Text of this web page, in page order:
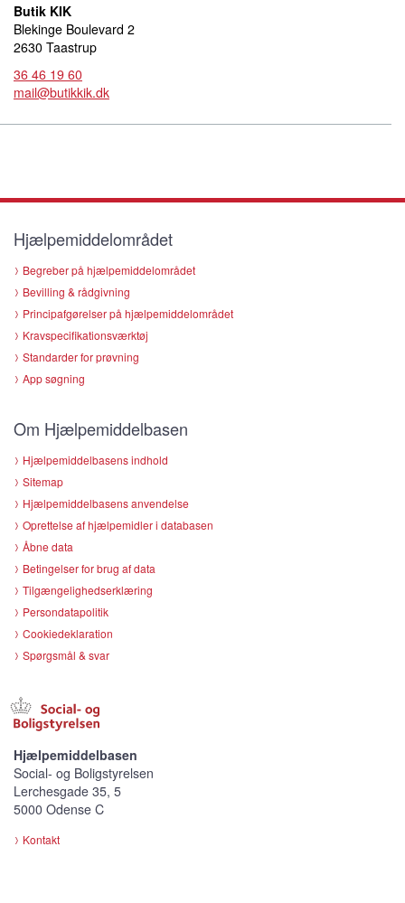
Butik KIK
Blekinge Boulevard 2
2630 Taastrup
36 46 19 60
mail@butikkik.dk
Hjælpemiddelområdet
Begreber på hjælpemiddelområdet
Bevilling & rådgivning
Principafgørelser på hjælpemiddelområdet
Kravspecifikationsværktøj
Standarder for prøvning
App søgning
Om Hjælpemiddelbasen
Hjælpemiddelbasens indhold
Sitemap
Hjælpemiddelbasens anvendelse
Oprettelse af hjælpemidler i databasen
Åbne data
Betingelser for brug af data
Tilgængelighedserklæring
Persondatapolitik
Cookiedeklaration
Spørgsmål & svar
Hjælpemiddelbasen
Social- og Boligstyrelsen
Lerchesgade 35, 5
5000 Odense C
Kontakt